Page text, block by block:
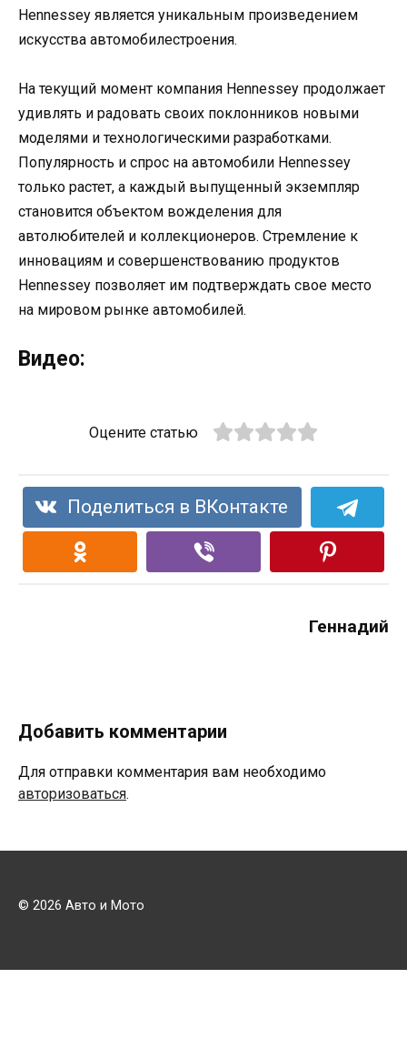
Hennessey является уникальным произведением
искусства автомобилестроения.
На текущий момент компания Hennessey продолжает
удивлять и радовать своих поклонников новыми
моделями и технологическими разработками.
Популярность и спрос на автомобили Hennessey
только растет, а каждый выпущенный экземпляр
становится объектом вожделения для
автолюбителей и коллекционеров. Стремление к
инновациям и совершенствованию продуктов
Hennessey позволяет им подтверждать свое место
на мировом рынке автомобилей.
Видео:
Оцените статью
Поделиться в ВКонтакте
Геннадий
Добавить комментарии
Для отправки комментария вам необходимо
авторизоваться.
© 2026 Авто и Мото